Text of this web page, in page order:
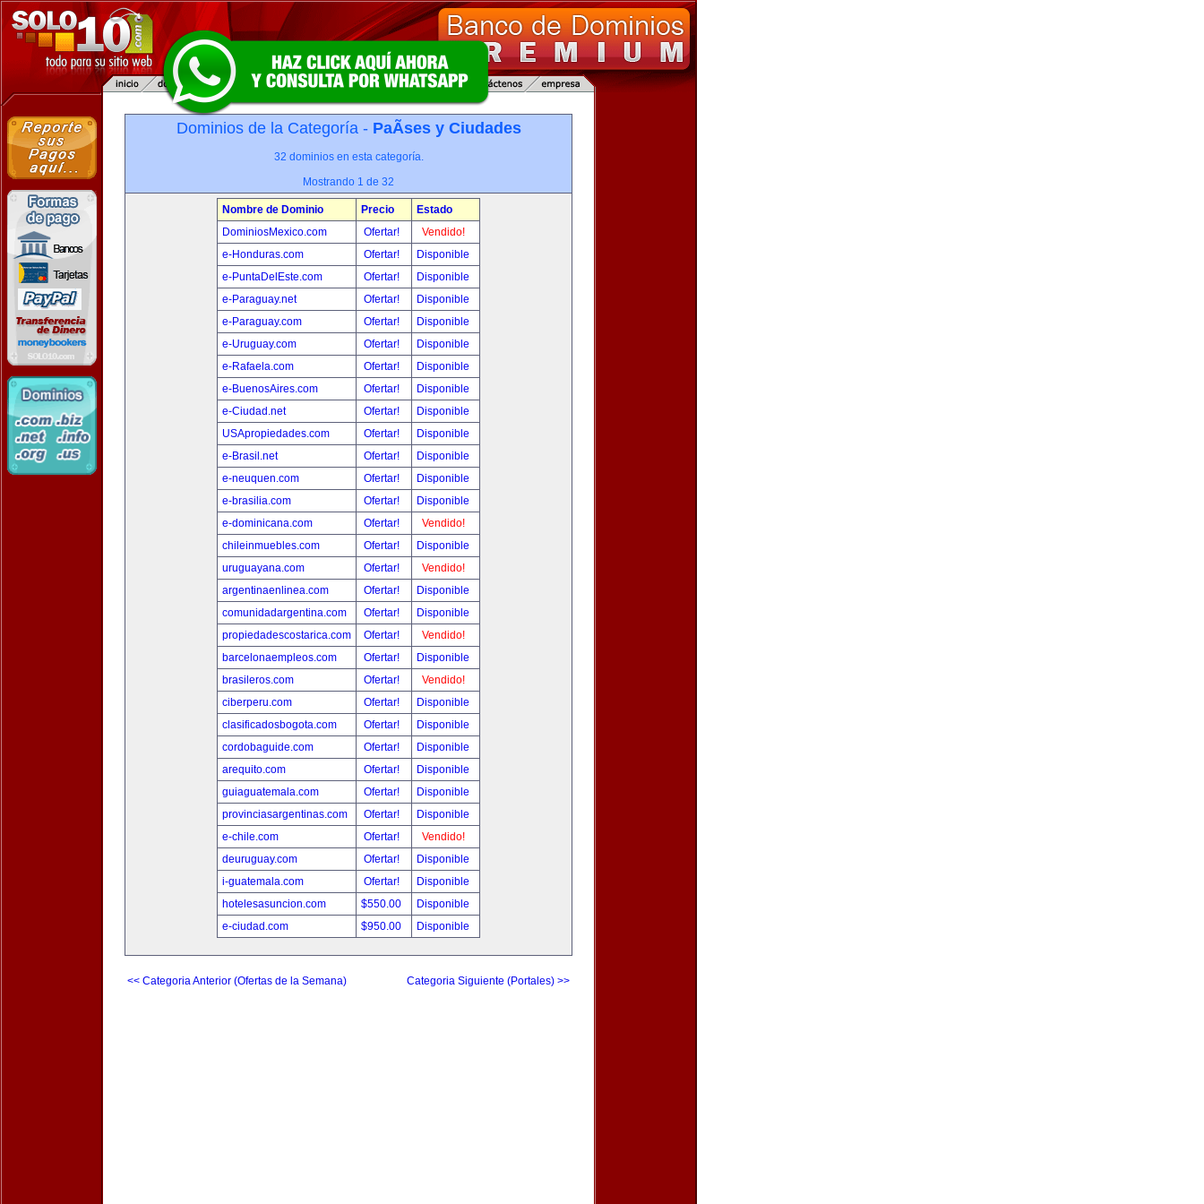
Dominios de la Categoría - PaÃ­ses y Ciudades
32 dominios en esta categoría.
Mostrando 1 de 32
Nombre de Dominio Precio
Estado
DominiosMexico.com
Ofertar!
Vendido!
e-Honduras.com
Ofertar!
Disponible
e-PuntaDelEste.com
Ofertar!
Disponible
e-Paraguay.net
Ofertar!
Disponible
e-Paraguay.com
Ofertar!
Disponible
e-Uruguay.com
Ofertar!
Disponible
e-Rafaela.com
Ofertar!
Disponible
e-BuenosAires.com
Ofertar!
Disponible
e-Ciudad.net
Ofertar!
Disponible
USApropiedades.com
Ofertar!
Disponible
e-Brasil.net
Ofertar!
Disponible
e-neuquen.com
Ofertar!
Disponible
e-brasilia.com
Ofertar!
Disponible
e-dominicana.com
Ofertar!
Vendido!
chileinmuebles.com
Ofertar!
Disponible
uruguayana.com
Ofertar!
Vendido!
argentinaenlinea.com
Ofertar!
Disponible
comunidadargentina.com
Ofertar!
Disponible
propiedadescostarica.com
Ofertar!
Vendido!
barcelonaempleos.com
Ofertar!
Disponible
brasileros.com
Ofertar!
Vendido!
ciberperu.com
Ofertar!
Disponible
clasificadosbogota.com
Ofertar!
Disponible
cordobaguide.com
Ofertar!
Disponible
arequito.com
Ofertar!
Disponible
guiaguatemala.com
Ofertar!
Disponible
provinciasargentinas.com
Ofertar!
Disponible
e-chile.com
Ofertar!
Vendido!
deuruguay.com
Ofertar!
Disponible
i-guatemala.com
Ofertar!
Disponible
hotelesasuncion.com
$550.00
Disponible
e-ciudad.com
$950.00 Disponible
<< Categoria Anterior (Ofertas de la Semana) Categoria Siguiente (Portales) >>